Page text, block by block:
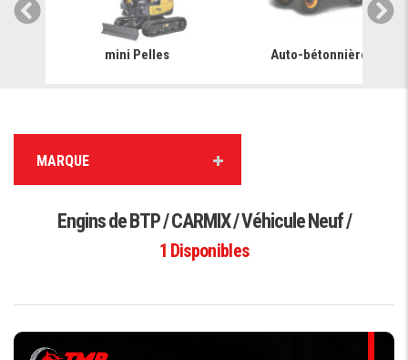
mini Pelles Auto-bétonnière
MARQUE
Engins de BTP / CARMIX / Véhicule Neuf /
1 Disponibles